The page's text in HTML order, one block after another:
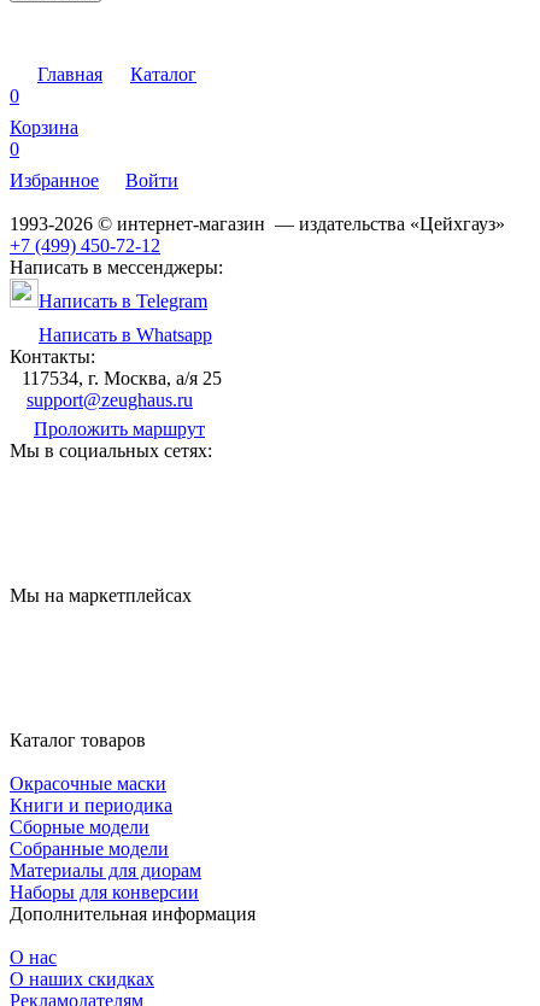
Главная
Каталог
0
Корзина
0
Избранное
Войти
1993-2026 © интернет-магазин — издательства «Цейхгауз»
+7 (499) 450-72-12
Написать в мессенджеры:
Написать в Telegram
Написать в Whatsapp
Контакты:
117534, г. Москва, а/я 25
support@zeughaus.ru
Проложить маршрут
Мы в социальных сетях:
Мы на маркетплейсах
Каталог товаров
Окрасочные маски
Книги и периодика
Сборные модели
Собранные модели
Материалы для диорам
Наборы для конверсии
Дополнительная информация
О нас
О наших скидках
Рекламодателям